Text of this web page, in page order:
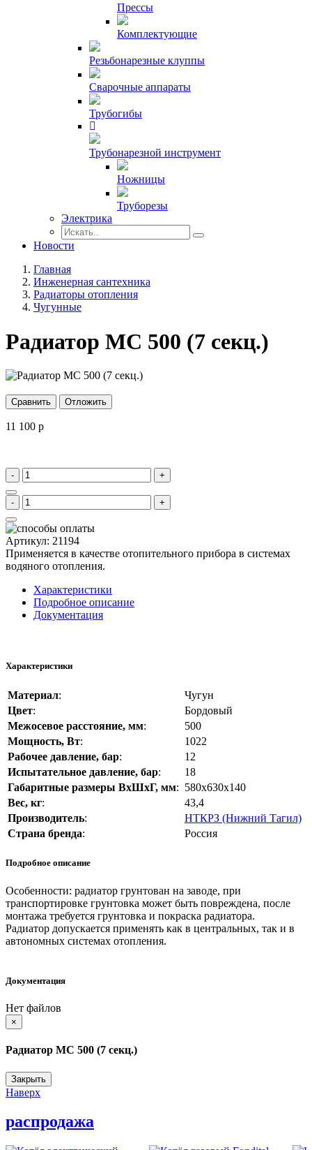
Прессы
Комплектующие
Резьбонарезные клуппы
Сварочные аппараты
Трубогибы
Трубонарезной инструмент
Ножницы
Труборезы
Электрика
Новости
Главная
Инженерная сантехника
Радиаторы отопления
Чугунные
Радиатор МС 500 (7 секц.)
Сравнить Отложить
11 100 p
- +
- +
Артикул: 21194
Применяется в качестве отопительного прибора в системах
водяного отопления.
Характеристики
Подробное описание
Документация
Характеристики
Материал:
Чугун
Цвет:
Бордовый
Межосевое расстояние, мм:
500
Мощность, Вт:
1022
Рабочее давление, бар:
12
Испытательное давление, бар:
18
Габаритные размеры ВхШхГ, мм: 580х630х140
Вес, кг:
43,4
Производитель:
НТКРЗ (Нижний Тагил)
Страна бренда: Россия
Подробное описание
Особенности: радиатор грунтован на заводе, при
транспортировке грунтовка может быть повреждена, после
монтажа требуется грунтовка и покраска радиатора.
Радиатор допускается применять как в центральных, так и в
автономных системах отопления.
Документация
Нет файлов
×
Радиатор МС 500 (7 секц.)
Закрыть
Наверх
распродажа